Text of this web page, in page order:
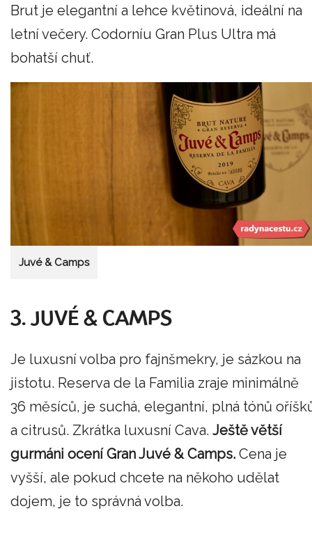
Brut je elegantní a lehce květinová, ideální na
letní večery. Codorníu Gran Plus Ultra má
bohatší chuť.
Juvé & Camps
3. JUVÉ & CAMPS
Je luxusní volba pro fajnšmekry, je sázkou na
jistotu. Reserva de la Familia zraje minimálně
36 měsíců, je suchá, elegantní, plná tónů
a citrusů. Zkrátka luxusní Cava. Ještě větší
gurmáni ocení Gran Juvé & Camps. Cena je
vyšší, ale pokud chcete na někoho udělat
dojem, je to správná volba.